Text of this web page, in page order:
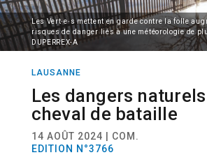
Les Vert∙e∙s mettent en garde contre la folle
risques de danger liés à une météorologie de
DUPERREX-A
LAUSANNE
Les dangers
cheval de bataille
14 AOÛT 2024 | COM.
EDITION N°3766